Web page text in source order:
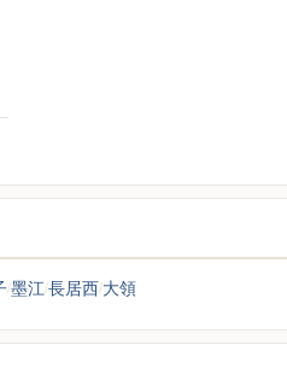
墨江 長居西 大領